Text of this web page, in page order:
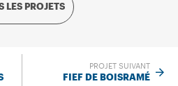
LES PROJETS
PROJET SUIVANT
FIEF DE BOISRAMÉ